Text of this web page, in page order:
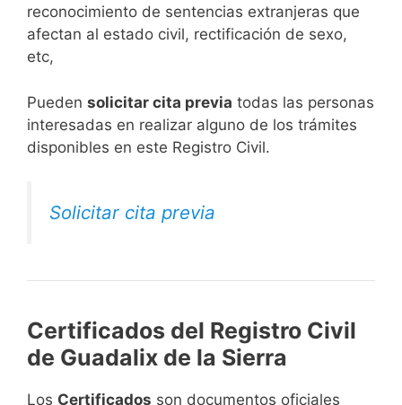
reconocimiento de sentencias extranjeras que
afectan al estado civil, rectificación de sexo,
etc,
​Pueden solicitar cita previa todas las personas
interesadas en realizar alguno de los trámites
disponibles en este Registro Civil.​
Solicitar cita previa
Certificados del Registro Civil
de Guadalix de la Sierra
Los Certificados son documentos oficiales